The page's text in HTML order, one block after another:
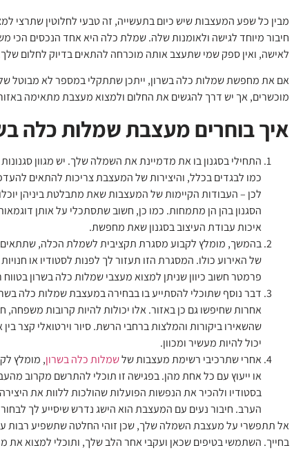
מבין כל שפע המעצבות שיש כיום בתעשייה, זה טבעי לחלוטין שתרצי
חיבור מיוחד לגישה ולאומנות שלה. שמלת כלה היא אחד הנכסים הכי
לאישה, ואין ספק שמי שתעצב אותה מוכרחה להתאים בדיוק לחלום
אם את מחפשת שמלות כלה בשרון, ייתכן שתתקלי במספר לא מבוטל
מוכשרים, אך יש דרך להגשים את החלום ולמצוא מעצבת מתאימה
איך בוחרים מעצבת שמלות כלה
התחילי בסגנון בו את מדמיינת את השמלה שלך. יש מגוון
כמו לבגדים בכלל, והיצירות של המעצבת צריכות להתאים
לכן – העבודות הקיימות של המעצבות שאת מתבלטת ביניהן
הסגנון בהן הן מתמחות. כמו כן, חשוב שתסתכלי על אותן
איכות עבודת העיצוב בסגנון שאת מחפשת.
בהמשך, מומלץ לקבוע מסגרת תקציבית לשמלת הכלה, שתתאים
של האירוע כולו. המסגרת הזו תעזור לך לפנות לסטודיו או חנויות
פרמטר חשוב כיוון שניתן למצוא מעצבי שמלות כלה בשרון
דבר נוסף שתוכלי להסתייע בו בבחירה במעצבת שמלות כלה
אחרות שחיפשו גם כן באזור. אלו יכולות להיות קרובות משפחה,
שהשאירו ביקורות והמלצות ברחבי הרשת. סיור וירטואלי קצר בין
יכול להיות מעשיר ומכוון.
אחרי שתרכיבי רשימת מעצבות שלשמלות כלה בשרון, מומלץ
או ייעוץ עם כל אחת מהן. בפגישה זו תוכלי להתרשם מקרוב
בסטודיו ולהכיר את הנפשות הפועלות שהולכות ללוות את
הערב. חיבור נעים עם המעצבת הוא הישג נדרש שיסייע לך
אל תתפשרי על מעצבת השמלה שלך, שכן זוהי החלטה שתשפיע רבות
בחייך. השתמשי בטיפים שכאן ועקבי אחר הלב שלך, ותוכלי למצוא את